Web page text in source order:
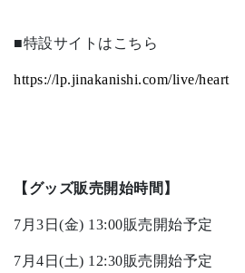
■特設サイトはこちら
https://lp.jinakanishi.com/live/heart
【グッズ販売開始時間】
7月3日(金) 13:00販売開始予定
7月4日(土) 12:30販売開始予定